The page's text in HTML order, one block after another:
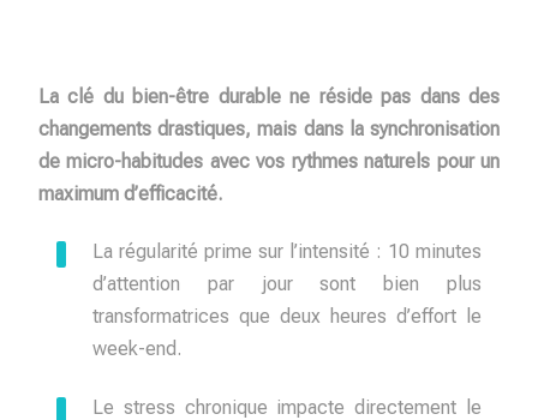
La clé du bien-être durable ne réside pas dans des
changements drastiques, mais dans la synchronisation
de micro-habitudes avec vos rythmes naturels pour un
maximum d’efficacité.
La régularité prime sur l’intensité : 10 minutes
d’attention par jour sont bien plus
transformatrices que deux heures d’effort le
week-end.
Le stress chronique impacte directement le